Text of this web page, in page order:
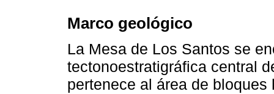
Marco geológico
La Mesa de Los Santos se
tectonoestratigráfica central
pertenece al área de